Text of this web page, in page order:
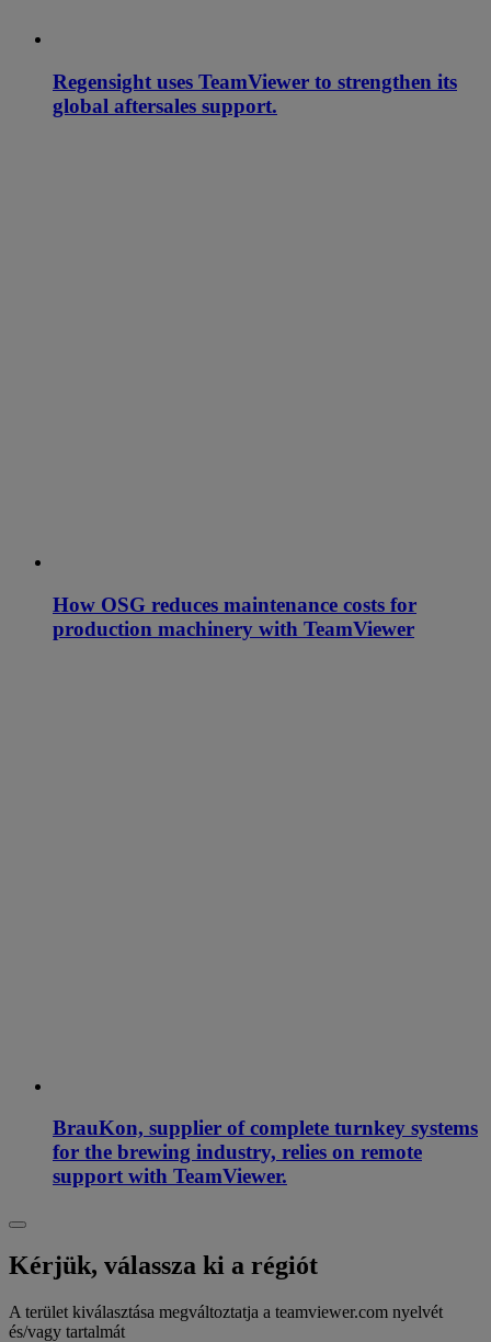
Regensight uses TeamViewer to strengthen its
global aftersales support.
How OSG reduces maintenance costs for
production machinery with TeamViewer
BrauKon, supplier of complete turnkey systems
for the brewing industry, relies on remote
support with TeamViewer.
Kérjük, válassza ki a régiót
A terület kiválasztása megváltoztatja a teamviewer.com nyelvét
és/vagy tartalmát